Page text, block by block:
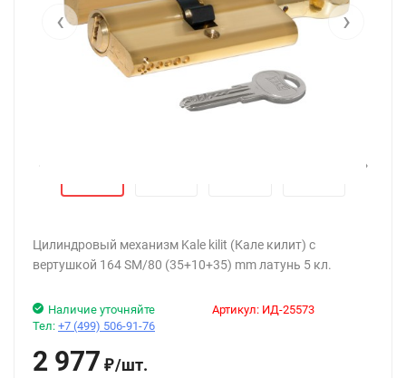
‹ ›
›
Цилиндровый механизм Kale kilit (Кале килит) с
вертушкой 164 SM/80 (35+10+35) mm латунь 5 кл.
Артикул: ИД-25573
Наличие уточняйте
Тел: +7 (499) 506-91-76
2 977 ₽/шт.